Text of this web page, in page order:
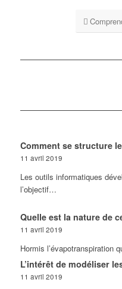
Comment se structure
11 avril 2019
Les outils informatiques
l’objectif…
Quelle est la nature de
11 avril 2019
Hormis l’évapotranspiration
L’intérêt de modéliser
11 avril 2019